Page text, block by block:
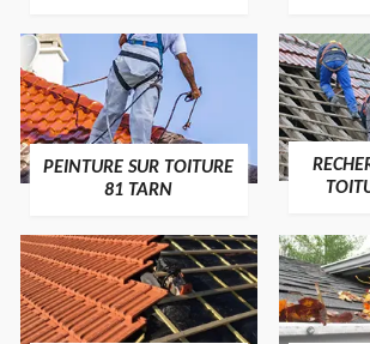
PEINTURE SUR TOITURE
81 TARN